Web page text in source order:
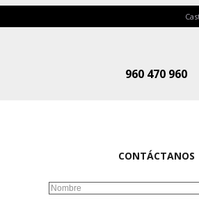
960 470 960
CONTÁCTANOS